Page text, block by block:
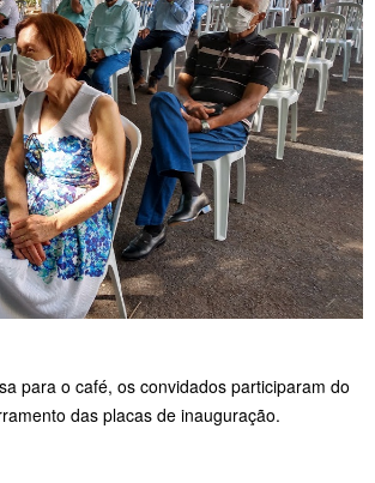
para o café, os convidados participaram do
das placas de inauguração.